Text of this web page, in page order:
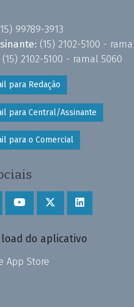
99789-3913
(15) 2102-5100 -
(15) 2102-5100 - ramal 5060
para Redação
para Central/Assinante
para o Comercial
do aplicativo
App Store